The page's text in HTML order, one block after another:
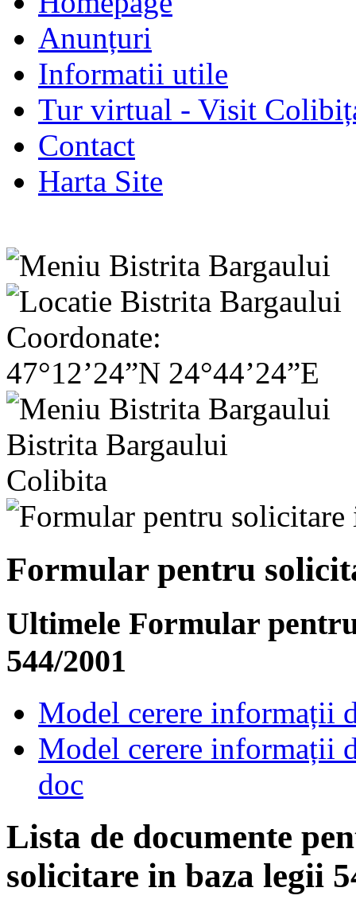
Anunțuri
Informatii utile
Tur virtual - Visit
Contact
Harta Site
Coordonate:
47°12’24”N 24°44’24”E
Bistrita Bargaului
Colibita
Formular pentru
Ultimele Formular
544/2001
Model cerere informații
Model cerere informații
doc
Lista de documente
solicitare in baza legii